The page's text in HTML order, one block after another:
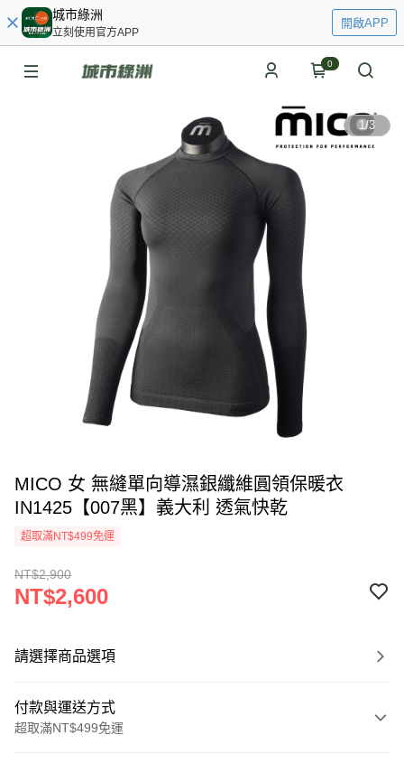
城市綠洲
立刻使用官方APP
開啟APP
0
1/3
MICO 女 無縫單向導濕銀纖維圓領保暖衣
IN1425【007黑】義大利 透氣快乾
超取滿NT$499免運
NT$2,900
NT$2,600
請選擇商品選項
付款與運送方式
超取滿NT$499免運